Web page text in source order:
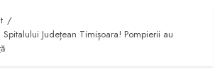
Județean Timișoara! Pompierii au